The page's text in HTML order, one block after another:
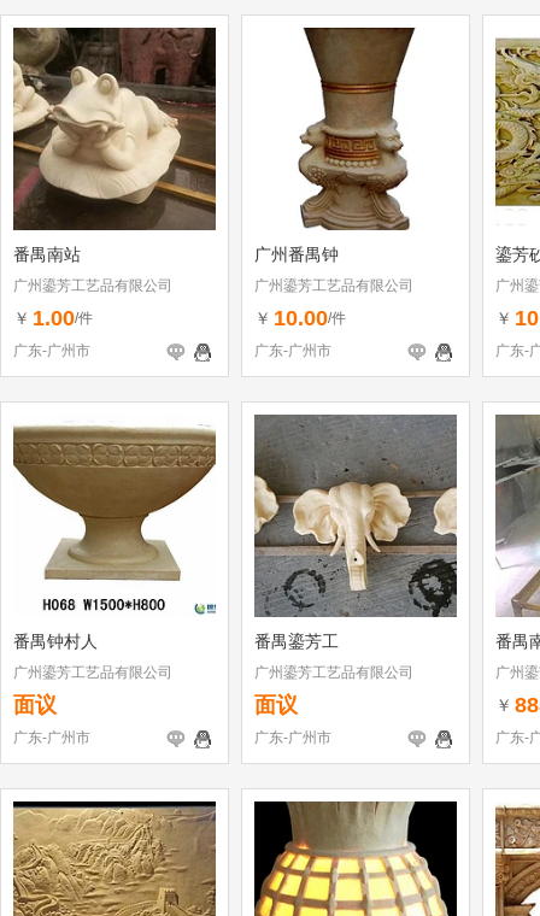
番禺南站
广州鎏芳工艺品有限公司
￥ 1.00/件
广东-广州市
广州番禺钟
广州鎏芳工艺品有限公司
￥ 10.00/件
广东-广州市
鎏芳
广州
￥
广东-
番禺钟村人
广州鎏芳工艺品有限公司
面议
广东-广州市
番禺鎏芳工
广州鎏芳工艺品有限公司
面议
广东-广州市
番禺
广州
￥
广东-